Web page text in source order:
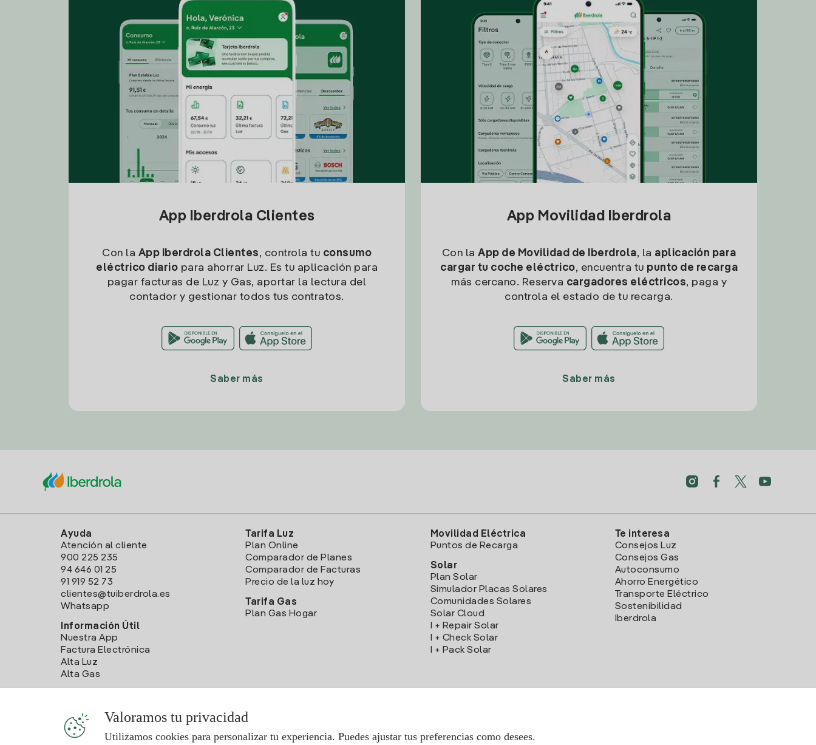
App Iberdrola Clientes
Con la App Iberdrola Clientes, controla tu consumo
eléctrico diario para ahorrar Luz. Es tu aplicación para
pagar facturas de Luz y Gas, aportar la lectura del
contador y gestionar todos tus contratos.
Saber más
App Movilidad Iberdrola
Con la App de Movilidad de Iberdrola, la aplicación para
cargar tu coche eléctrico, encuentra tu punto de recarga
más cercano. Reserva cargadores eléctricos, paga y
controla el estado de tu recarga.
Saber más
Ayuda
Atención al cliente
900 225 235
94 646 01 25
91 919 52 73
clientes@tuiberdrola.es
Whatsapp
Información Útil
Nuestra App
Factura Electrónica
Alta Luz
Alta Gas
Tarifa Luz
Plan Online
Comparador de Planes
Comparador de Facturas
Precio de la luz hoy
Tarifa Gas
Plan Gas Hogar
Movilidad Eléctrica
Puntos de Recarga
Solar
Plan Solar
Simulador Placas Solares
Comunidades Solares
Solar Cloud
I + Repair Solar
I + Check Solar
I + Pack Solar
Te interesa
Consejos Luz
Consejos Gas
Autoconsumo
Ahorro Energético
Transporte Eléctrico
Sostenibilidad
Iberdrola
Valoramos tu privacidad
Utilizamos cookies para personalizar tu experiencia. Puedes ajustar tus preferencias como desees.